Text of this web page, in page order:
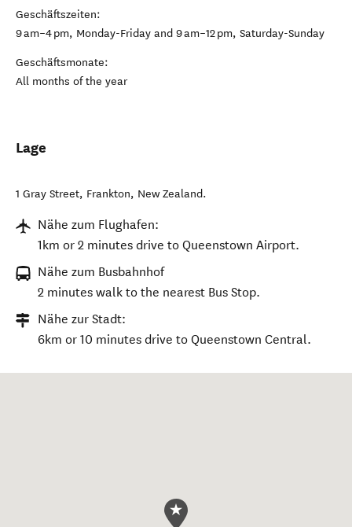
Geschäftszeiten:
9 am–4 pm, Monday-Friday and 9 am–12 pm, Saturday-Sunday
Geschäftsmonate:
All months of the year
Lage
1 Gray Street, Frankton, New Zealand.
Nähe zum Flughafen:
1km or 2 minutes drive to Queenstown Airport.
Nähe zum Busbahnhof
2 minutes walk to the nearest Bus Stop.
Nähe zur Stadt:
6km or 10 minutes drive to Queenstown Central.